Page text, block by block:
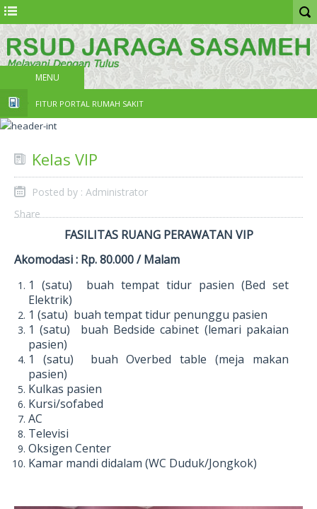
MENU
FITUR PORTAL RUMAH SAKIT
Kelas VIP
Posted by : Administrator
Share
FASILITAS RUANG PERAWATAN VIP
Akomodasi : Rp. 80.000 / Malam
1 (satu) buah tempat tidur pasien (Bed set
Elektrik)
1 (satu) buah tempat tidur penunggu pasien
1 (satu) buah Bedside cabinet (lemari pakaian
pasien)
1 (satu) buah Overbed table (meja makan
pasien)
Kulkas pasien
Kursi/sofabed
AC
Televisi
Oksigen Center
Kamar mandi didalam (WC Duduk/Jongkok)